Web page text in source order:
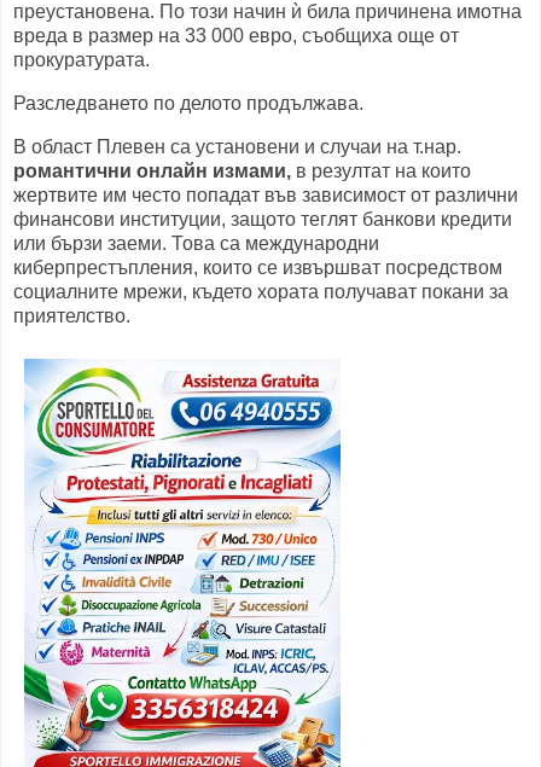
преустановена. По този начин ѝ била причинена имотна
вреда в размер на 33 000 евро, съобщиха още от
прокуратурата.
Разследването по делото продължава.
В област Плевен са установени и случаи на т.нар.
романтични онлайн измами, в резултат на които
жертвите им често попадат във зависимост от различни
финансови институции, защото теглят банкови кредити
или бързи заеми. Това са международни
киберпрестъпления, които се извършват посредством
социалните мрежи, където хората получават покани за
приятелство.